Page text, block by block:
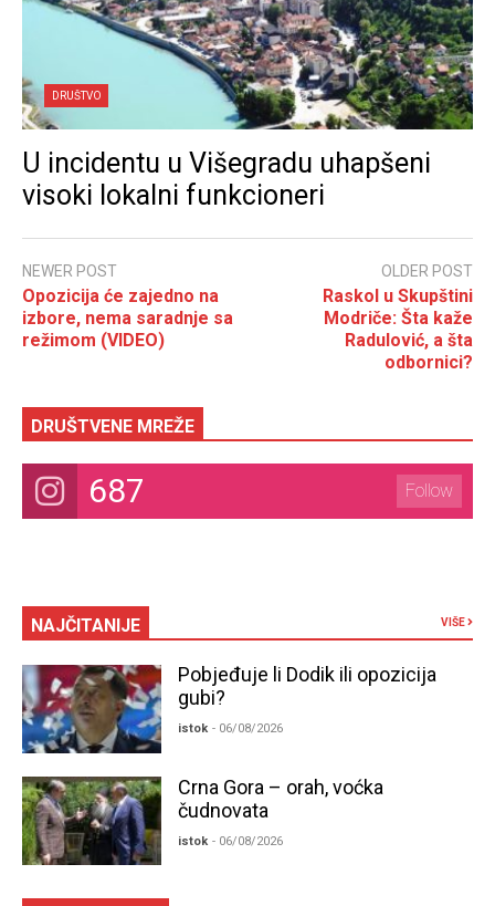
DRUŠTVO
U incidentu u Višegradu uhapšeni
visoki lokalni funkcioneri
NEWER POST
Opozicija će zajedno na
izbore, nema saradnje sa
režimom (VIDEO)
OLDER POST
Raskol u Skupštini
Modriče: Šta kaže
Radulović, a šta
odbornici?
DRUŠTVENE MREŽE
687 Follow
NAJČITANIJE VIŠE
Pobjeđuje li Dodik ili opozicija
gubi?
istok - 06/08/2026
Crna Gora – orah, voćka
čudnovata
istok - 06/08/2026